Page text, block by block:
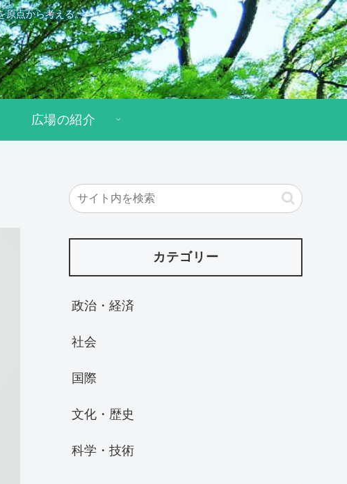
原点から考える。
広場の紹介
カテゴリー
政治・経済
社会
国際
文化・歴史
科学・技術